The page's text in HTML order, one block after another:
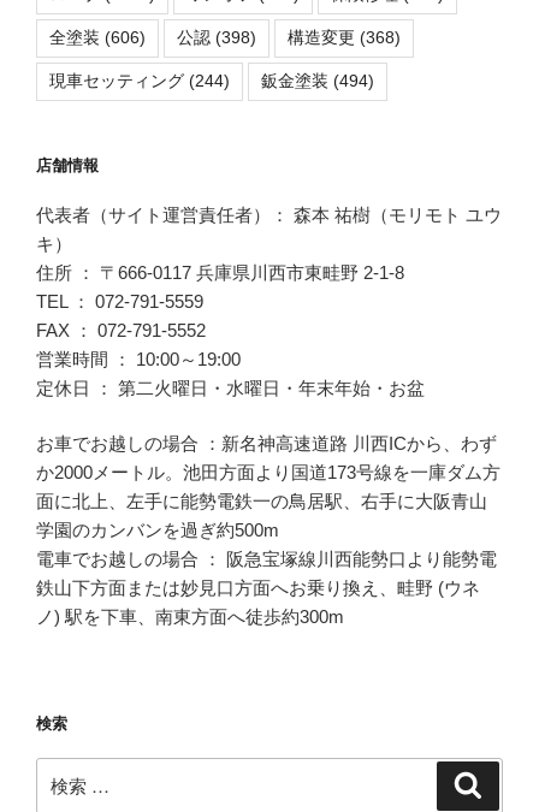
全塗装 (606) 公認 (398) 構造変更 (368)
現車セッティング (244) 鈑金塗装 (494)
店舗情報
代表者（サイト運営責任者）： 森本 祐樹（モリモト ユウ
キ）
住所 ： 〒666-0117 兵庫県川西市東畦野 2-1-8
TEL ： 072-791-5559
FAX ： 072-791-5552
営業時間 ： 10:00～19:00
定休日 ： 第二火曜日・水曜日・年末年始・お盆
お車でお越しの場合 ：新名神高速道路 川西ICから、わず
か2000メートル。池田方面より国道173号線を一庫ダム方
面に北上、左手に能勢電鉄一の鳥居駅、右手に大阪青山
学園のカンバンを過ぎ約500m
電車でお越しの場合 ： 阪急宝塚線川西能勢口より能勢電
鉄山下方面または妙見口方面へお乗り換え、畦野 (ウネ
ノ) 駅を下車、南東方面へ徒歩約300m
検索
索: